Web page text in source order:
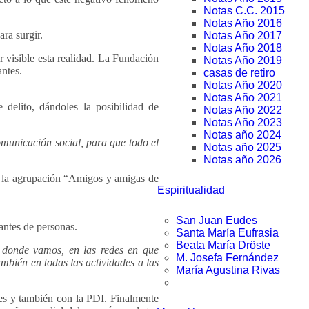
Notas C.C. 2015
Notas Año 2016
Notas Año 2017
Notas Año 2018
Notas Año 2019
casas de retiro
Notas Año 2020
Notas Año 2021
Notas Año 2022
Notas Año 2023
Notas año 2024
Notas año 2025
Notas año 2026
Espiritualidad
San Juan Eudes
Santa María Eufrasia
Beata María Dröste
M. Josefa Fernández
María Agustina Rivas
surgir.
visible esta realidad. La Fundación
delito, dándoles la posibilidad de
social, para que todo el
agrupación “Amigos y amigas de
de personas.
vamos, en las redes en que
en todas las actividades a las
y también con la PDI. Finalmente